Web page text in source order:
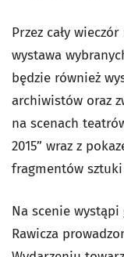
Przez cały
wystawa
będzie również
archiwistów oraz
na scenach
2015” wraz z
fragmentów sztuki
Na scenie
Rawicza